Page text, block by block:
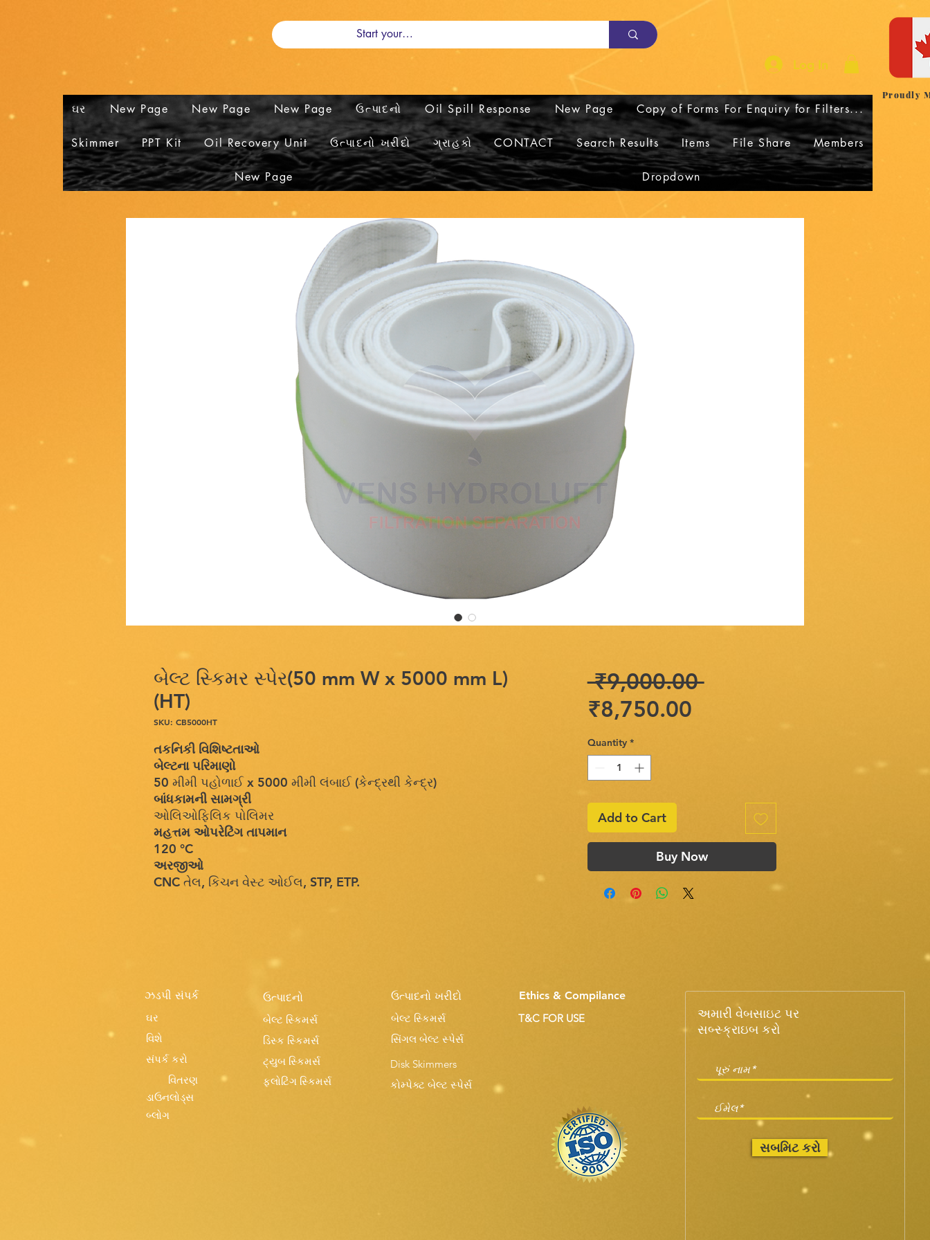
Log In
ઘર New Page New Page New Page ઉત્પાદનો Oil Spill Response New Page Copy of Forms For Enquiry for Filters...
Skimmer PPT Kit Oil Recovery Unit ઉત્પાદનો ખરીદો ગ્રાહકો CONTACT Search Results Items File Share Members
New Page Dropdown
Proudly
બેલ્ટ સ્કિમર સ્પેર(50 mm W x 5000 mm L)
(HT)
SKU: CB5000HT
તકનિકી વિશિષ્ટતાઓ
બેલ્ટના પરિમાણો
50 મીમી પહોળાઈ x 5000 મીમી લંબાઈ (કેન્દ્રથી કેન્દ્ર)
બાંધકામની સામગ્રી
ઓલિઓફિલિક પોલિમર
મહત્તમ ઓપરેટિંગ તાપમાન
120 °C
અરજીઓ
CNC તેલ, કિચન વેસ્ટ ઓઈલ, STP, ETP.
₹9,000.00 Regular
₹8,750.00Sale
Quantity *
Add to Cart
Buy Now
ઝડપી સંપર્ક
ઘર
વિશે
સંપર્ક કરો
વિતરણ
ડાઉનલોડ્સ
બ્લોગ
ઉત્પાદનો
બેલ્ટ સ્કિમર્સ
ડિસ્ક સ્કિમર્સ
ટ્યુબ સ્કિમર્સ
ફ્લોટિંગ સ્કિમર્સ
ઉત્પાદનો ખરીદો
બેલ્ટ સ્કિમર્સ
Ethics & Compilance
T&C FOR USE
સિંગલ બેલ્ટ સ્પેર્સ
Disk Skimmers
કોમ્પેક્ટ બેલ્ટ સ્પેર્સ
અમારી વેબસાઇટ પર
સબ્સ્ક્રાઇબ કરો
સબમિટ કરો